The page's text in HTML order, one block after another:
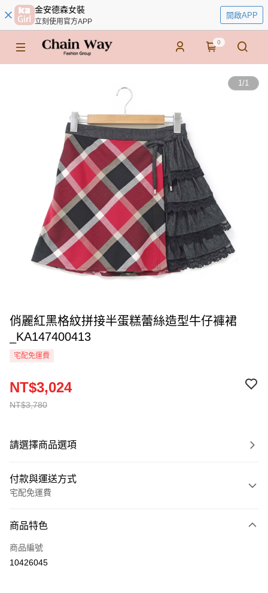
金安德森女裝
立刻使用官方APP
開啟APP
0
1/1
俏麗紅黑格紋拼接半蛋糕蕾絲造型牛仔褲裙
_KA147400413
宅配免運費
NT$3,780
NT$3,024
請選擇商品選項
付款與運送方式
宅配免運費
信用卡一次付款
LINE Pay
商品特色
商品編號
10426045